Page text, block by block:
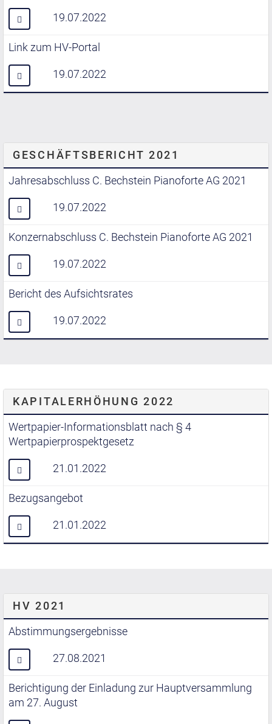
19.07.2022
Link zum HV-Portal
19.07.2022
GESCHÄFTSBERICHT 2021
Jahresabschluss C. Bechstein Pianoforte AG 2021
19.07.2022
Konzernabschluss C. Bechstein Pianoforte AG 2021
19.07.2022
Bericht des Aufsichtsrates
19.07.2022
KAPITALERHÖHUNG 2022
Wertpapier-Informationsblatt nach § 4
Wertpapierprospektgesetz
21.01.2022
Bezugsangebot
21.01.2022
HV 2021
Abstimmungsergebnisse
27.08.2021
Berichtigung der Einladung zur Hauptversammlung
am 27. August